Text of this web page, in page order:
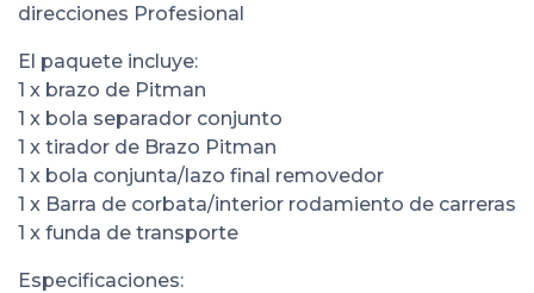
direcciones Profesional
El paquete incluye:
1 x brazo de Pitman
1 x bola separador conjunto
1 x tirador de Brazo Pitman
1 x bola conjunta/lazo final removedor
1 x Barra de corbata/interior rodamiento de carreras
1 x funda de transporte
Especificaciones: